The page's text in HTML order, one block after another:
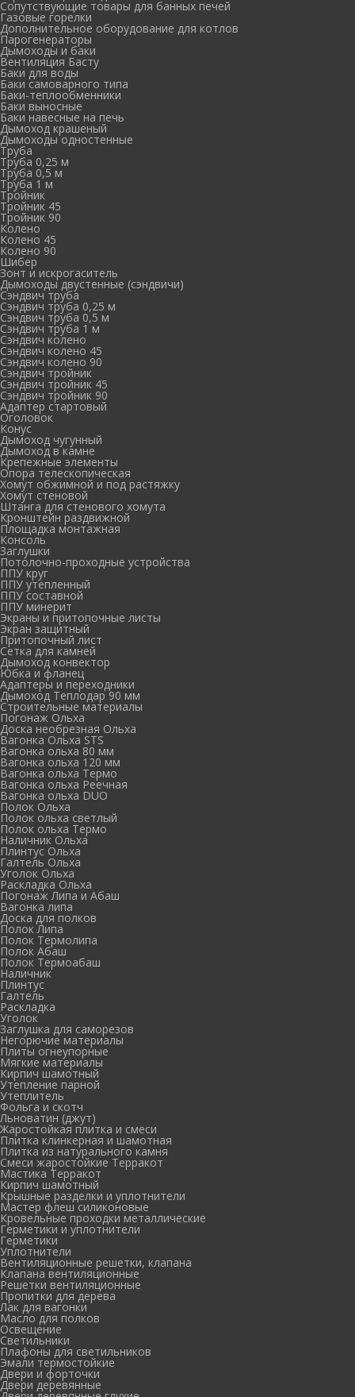
Сопутствующие товары для банных печей
Газовые горелки
Дополнительное оборудование для котлов
Парогенераторы
Дымоходы и баки
Вентиляция Басту
Баки для воды
Баки самоварного типа
Баки-теплообменники
Баки выносные
Баки навесные на печь
Дымоход крашеный
Дымоходы одностенные
Труба
Труба 0,25 м
Труба 0,5 м
Труба 1 м
Тройник
Тройник 45
Тройник 90
Колено
Колено 45
Колено 90
Шибер
Зонт и искрогаситель
Дымоходы двустенные (сэндвичи)
Сэндвич труба
Сэндвич труба 0,25 м
Сэндвич труба 0,5 м
Сэндвич труба 1 м
Сэндвич колено
Сэндвич колено 45
Сэндвич колено 90
Сэндвич тройник
Сэндвич тройник 45
Сэндвич тройник 90
Адаптер стартовый
Оголовок
Конус
Дымоход чугунный
Дымоход в камне
Крепежные элементы
Опора телескопическая
Хомут обжимной и под растяжку
Хомут стеновой
Штанга для стенового хомута
Кронштейн раздвижной
Площадка монтажная
Консоль
Заглушки
Потолочно-проходные устройства
ППУ круг
ППУ утепленный
ППУ составной
ППУ минерит
Экраны и притопочные листы
Экран защитный
Притопочный лист
Сетка для камней
Дымоход конвектор
Юбка и фланец
Адаптеры и переходники
Дымоход Теплодар 90 мм
Cтроительные материалы
Погонаж Ольха
Доска необрезная Ольха
Вагонка Ольха STS
Вагонка ольха 80 мм
Вагонка ольха 120 мм
Вагонка ольха Термо
Вагонка ольха Реечная
Вагонка ольха DUO
Полок Ольха
Полок ольха светлый
Полок ольха Термо
Наличник Ольха
Плинтус Ольха
Галтель Ольха
Уголок Ольха
Раскладка Ольха
Погонаж Липа и Абаш
Вагонка липа
Доска для полков
Полок Липа
Полок Термолипа
Полок Абаш
Полок Термоабаш
Наличник
Плинтус
Галтель
Раскладка
Уголок
Заглушка для саморезов
Негорючие материалы
Плиты огнеупорные
Мягкие материалы
Кирпич шамотный
Утепление парной
Утеплитель
Фольга и скотч
Льноватин (джут)
Жаростойкая плитка и смеси
Плитка клинкерная и шамотная
Плитка из натурального камня
Смеси жаростойкие Терракот
Мастика Терракот
Кирпич шамотный
Крышные разделки и уплотнители
Мастер флеш силиконовые
Кровельные проходки металлические
Герметики и уплотнители
Герметики
Уплотнители
Вентиляционные решетки, клапана
Клапана вентиляционные
Решетки вентиляционные
Пропитки для дерева
Лак для вагонки
Масло для полков
Освещение
Светильники
Плафоны для светильников
Эмали термостойкие
Двери и форточки
Двери деревянные